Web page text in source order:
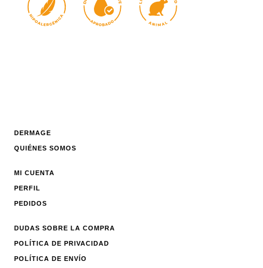
DERMAGE
QUIÉNES SOMOS
MI CUENTA
PERFIL
PEDIDOS
DUDAS SOBRE LA COMPRA
POLÍTICA DE PRIVACIDAD
POLÍTICA DE ENVÍO